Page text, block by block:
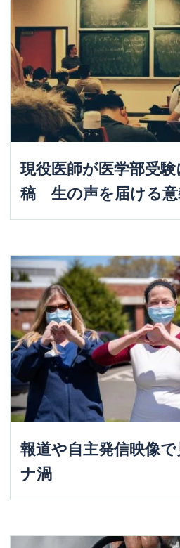
現役医師が医学部受
稿 生の声を届ける
報道や自主発信映像
ナ渦